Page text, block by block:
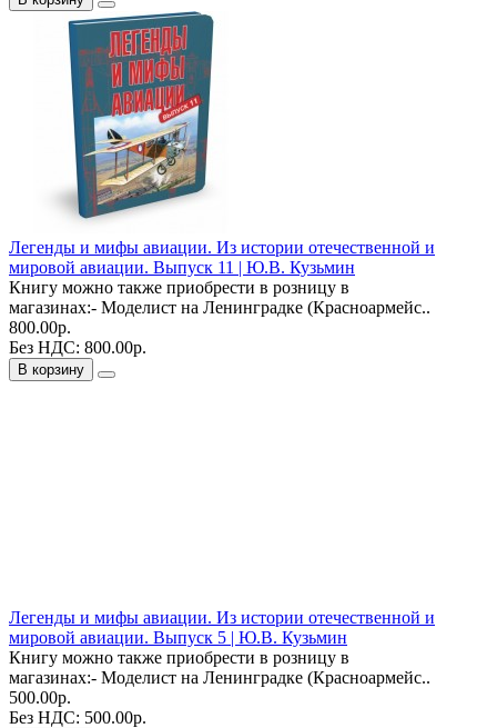
Легенды и мифы авиации. Из истории отечественной и
мировой авиации. Выпуск 11 | Ю.В. Кузьмин
Книгу можно также приобрести в розницу в
магазинах:- Моделист на Ленинградке (Красноармейс..
800.00р.
Без НДС: 800.00р.
В корзину
Легенды и мифы авиации. Из истории отечественной и
мировой авиации. Выпуск 5 | Ю.В. Кузьмин
Книгу можно также приобрести в розницу в
магазинах:- Моделист на Ленинградке (Красноармейс..
500.00р.
Без НДС: 500.00р.